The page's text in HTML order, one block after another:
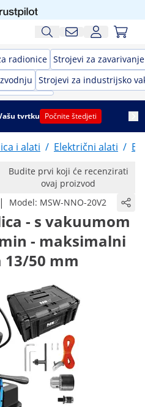
radionice Strojevi za zavarivanje
Strojevi za industrijsko
tvrtku Počnite štedjeti
i alati / Električni alati /
Budite prvi koji će recenzirati
ovaj proizvod
| Model: MSW-NNO-20V2
- s vakuumom
- maksimalni
50 mm